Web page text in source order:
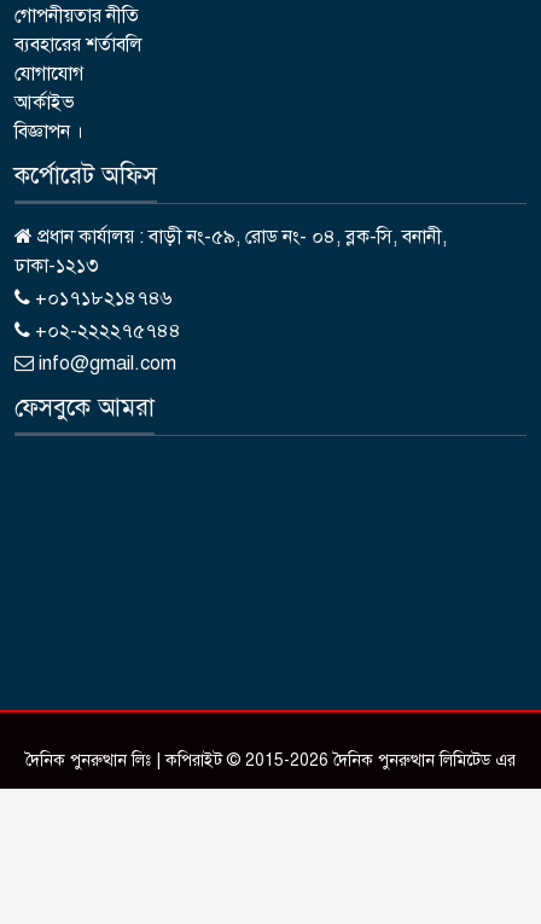
গোপনীয়তার নীতি
ব্যবহারের শর্তাবলি
যোগাযোগ
আর্কাইভ
বিজ্ঞাপন ।
কর্পোরেট অফিস
প্রধান কার্যালয় : বাড়ী নং-৫৯, রোড নং- ০৪, ব্লক-সি, বনানী,
ঢাকা-১২১৩
+০১৭১৮২১৪৭৪৬
+০২-২২২২৭৫৭৪৪
info@gmail.com
ফেসবুকে আমরা
দৈনিক পুনরুত্থান লিঃ | কপিরাইট © 2015-2026 দৈনিক পুনরুত্থান লিমিটেড এর